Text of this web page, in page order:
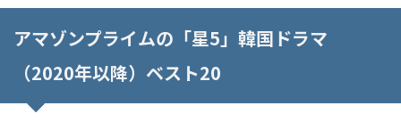
アマゾンプライムの「星5」韓国ドラマ
（2020年以降）ベスト20